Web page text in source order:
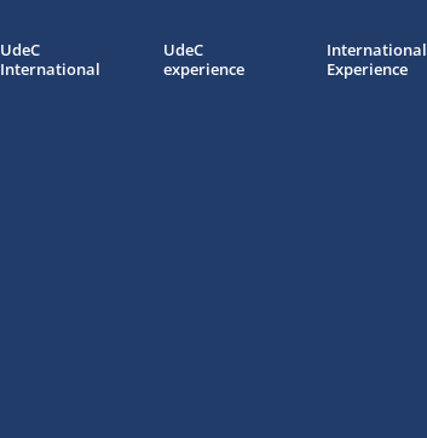
UdeC
International
UdeC
experience
International
Experience